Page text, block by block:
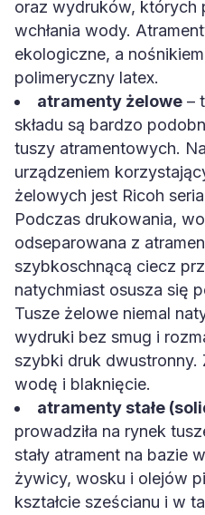
oraz wydruków, których
wchłania wody.
ekologiczne, a
polimeryczny latex.
atramenty żelowe –
składu są bardzo
tuszy atramentowych.
urządzeniem
żelowych jest Ricoh
Podczas drukowania,
odseparowana z
szybkoschnącą ciecz
natychmiast osusza się
Tusze żelowe niemal
wydruki bez smug i
szybki druk dwustronny.
wodę i blaknięcie.
atramenty stałe
prowadziła na rynek
stały atrament na bazie
żywicy, wosku i olejów
kształcie sześcianu i w